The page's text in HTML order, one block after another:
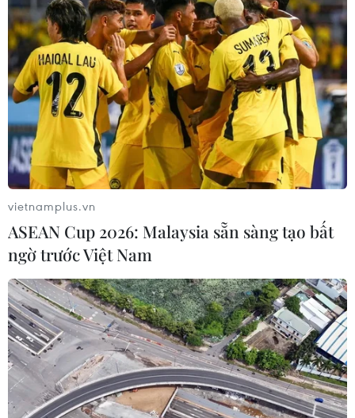
TIN CÙNG CHUYÊN MỤC
900 triệu người trên thế giới hứng
vietnamplus.vn
ASEAN Cup 2026: Malaysia sẵn sàng tạo bất
ngờ trước Việt Nam